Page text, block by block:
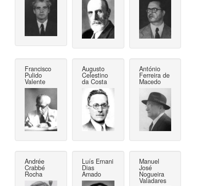
Francisco
Pulido
Valente
Augusto
Celestino
da Costa
António
Ferreira de
Macedo
Andrée
Crabbé
Rocha
Luís Ernani
Dias
Amado
Manuel
José
Nogueira
Valadares